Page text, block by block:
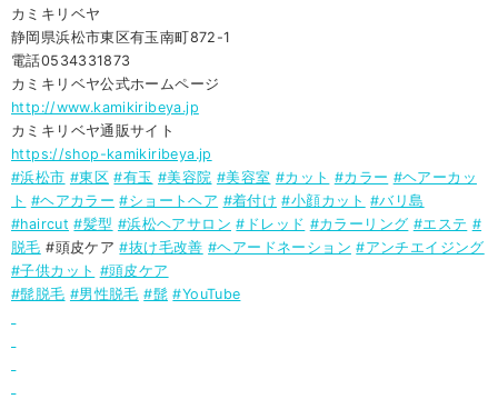
カミキリベヤ
静岡県浜松市東区有玉南町872-1
電話0534331873
カミキリベヤ公式ホームページ
http://www.kamikiribeya.jp
カミキリベヤ通販サイト
https://shop-kamikiribeya.jp
#浜松市 #東区 #有玉 #美容院 #美容室 #カット #カラー #ヘアーカッ
ト #ヘアカラー #ショートヘア #着付け #小顔カット #バリ島
#haircut #髪型 #浜松ヘアサロン #ドレッド #カラーリング #エステ #
脱毛 #頭皮ケア#抜け毛改善 #ヘアードネーション #アンチエイジング
#子供カット #頭皮ケア
#髭脱毛 #男性脱毛 #髭 #YouTube